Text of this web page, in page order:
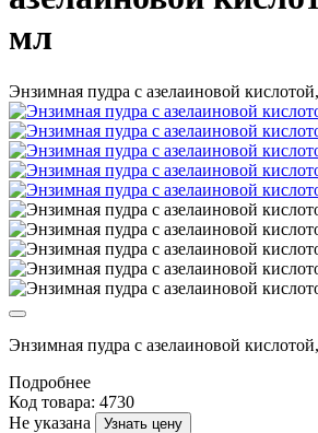
мл
Энзимная пудра с азелаиновой
Энзимная пудра с азелаиновой
Подробнее
Код товара: 4730
Не указана
Узнать цену